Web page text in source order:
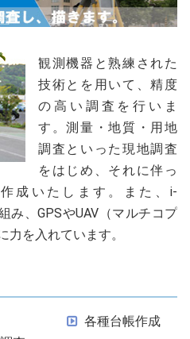
観測機器と熟練された
技術とを用いて、精度
の高い調査を行いま
す。測量・地質・用地
調査といった現地調査
をはじめ、それに伴っ
成いたします。また、i-
み、GPSやUAV（マルチコプ
力を入れています。
各種台帳作成